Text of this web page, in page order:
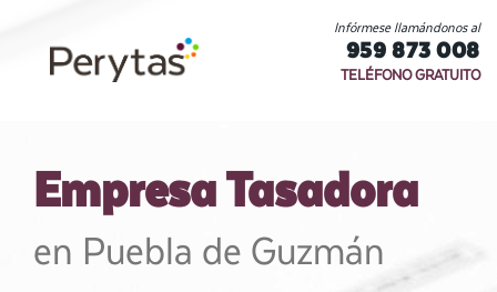
Infórmese llamándonos al
959 873 008
TELÉFONO GRATUITO
Empresa Tasadora
en Puebla de Guzmán